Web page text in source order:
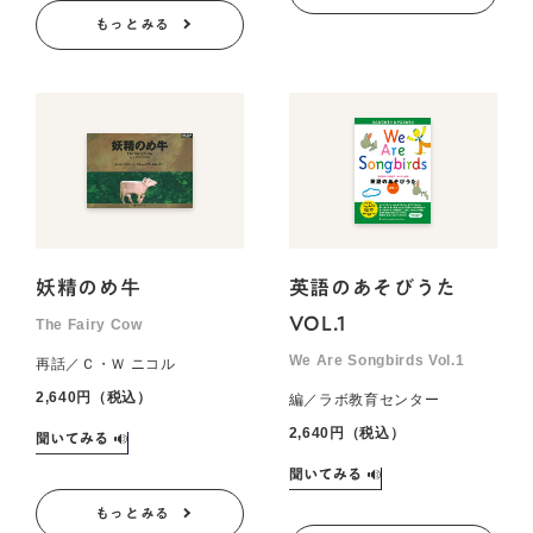
もっとみる
妖精のめ牛
The Fairy Cow
再話／Ｃ・Ｗ ニコル
2,640円（税込）
もっとみる
英語のあそびうた
VOL.1
We Are Songbirds Vol.1
編／ラボ教育センター
2,640円（税込）